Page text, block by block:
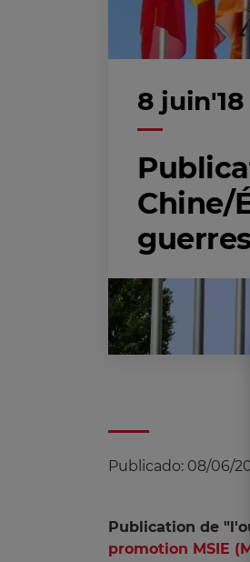
8 juin'18
Chine/
Publicado: 08/06/
Publication de
promotion MSIE (